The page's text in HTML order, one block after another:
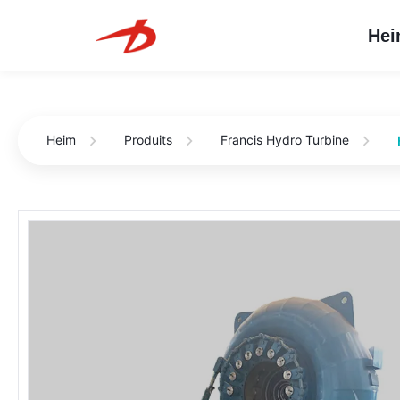
Heim Produits Francis Hydro Turbine